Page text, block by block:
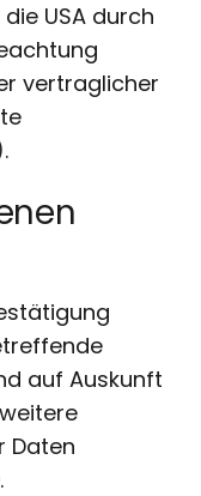
USA durch
vertraglicher
auf Auskunft
Daten